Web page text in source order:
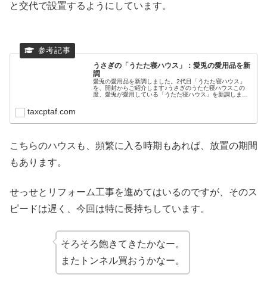
と交代で設置するようにしています。
うさぎの「うたた寝ハウス」：愛兎の愛用品を新
調
愛兎の愛用品を新調しました。2代目「うたた寝ハウス」
を、開封からご紹介します♪うさぎのうたた寝ハウスこの
度、愛兎が愛用している「うたた寝ハウス」を新調しまし
taxcptaf.com
こちらのハウスも、頻繁に入る時期もあれば、放置の期間
もあります。
せっせとリフォーム工事を進めてはいるのですが、そのス
ピードは遅く、今回は特に長持ちしています。
そろそろ飽きてきたかなー。
またトンネル買おうかなー。